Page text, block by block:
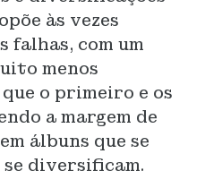
às vezes
falhas, com um
menos
o primeiro e os
a margem de
álbuns que se
diversificam.